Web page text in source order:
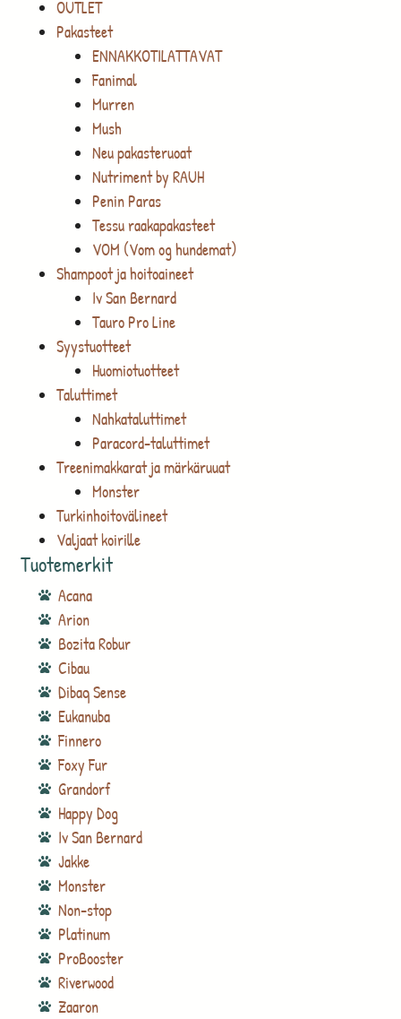
OUTLET
Pakasteet
ENNAKKOTILATTAVAT
Fanimal
Murren
Mush
Neu pakasteruoat
Nutriment by RAUH
Penin Paras
Tessu raakapakasteet
VOM (Vom og hundemat)
Shampoot ja hoitoaineet
Iv San Bernard
Tauro Pro Line
Syystuotteet
Huomiotuotteet
Taluttimet
Nahkataluttimet
Paracord-taluttimet
Treenimakkarat ja märkäruuat
Monster
Turkinhoitovälineet
Valjaat koirille
Tuotemerkit
Acana
Arion
Bozita Robur
Cibau
Dibaq Sense
Eukanuba
Finnero
Foxy Fur
Grandorf
Happy Dog
Iv San Bernard
Jakke
Monster
Non-stop
Platinum
ProBooster
Riverwood
Zaaron